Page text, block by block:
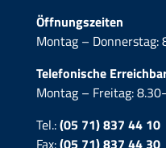
Öffnungszeiten
Montag – Donnerstag:
Telefonische
Montag – Freitag:
Tel.:(05 71) 837 44 10
Fax:(05 71)837 44 30